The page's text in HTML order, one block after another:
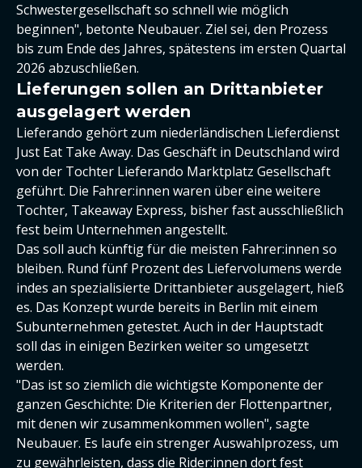
Schwestergesellschaft so schnell wie möglich
beginnen", betonte Neubauer. Ziel sei, den Prozess
bis zum Ende des Jahres, spätestens im ersten Quartal
2026 abzuschließen.
Lieferungen sollen an Drittanbieter
ausgelagert werden
Lieferando gehört zum niederländischen Lieferdienst
Just Eat Take Away. Das Geschäft in Deutschland wird
von der Tochter Lieferando Marktplatz Gesellschaft
geführt. Die Fahrer:innen waren über eine weitere
Tochter, Takeaway Express, bisher fast ausschließlich
fest beim Unternehmen angestellt.
Das soll auch künftig für die meisten Fahrer:innen so
bleiben. Rund fünf Prozent des Liefervolumens werde
indes an spezialisierte Drittanbieter ausgelagert, hieß
es. Das Konzept wurde bereits in Berlin mit einem
Subunternehmen getestet. Auch in der Hauptstadt
soll das in einigen Bezirken weiter so umgesetzt
werden.
"Das ist so ziemlich die wichtigste Komponente der
ganzen Geschichte: Die Kriterien der Flottenpartner,
mit denen wir zusammenkommen wollen", sagte
Neubauer. Es laufe ein strenger Auswahlprozess, um
zu gewährleisten, dass die Rider:innen dort fest